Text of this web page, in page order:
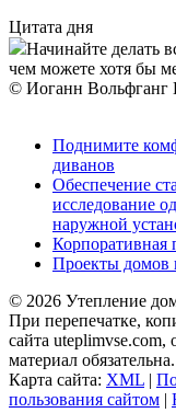
Цитата дня
Начинайте делать
чем можете хотя бы
© Иоганн Вольфганг
Поднимите
диванов
Обеспечение
исследование
наружной
Корпоративная
Проекты домов
© 2026 Утепление
При перепечатке,
сайта uteplimvse.com,
материал обязательна.
Карта сайта: XML |
пользования сайтом |